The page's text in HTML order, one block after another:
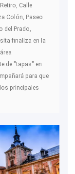
Calle
Colón, Paseo
del Prado,
finaliza en la
de "tapas" en
para que
principales